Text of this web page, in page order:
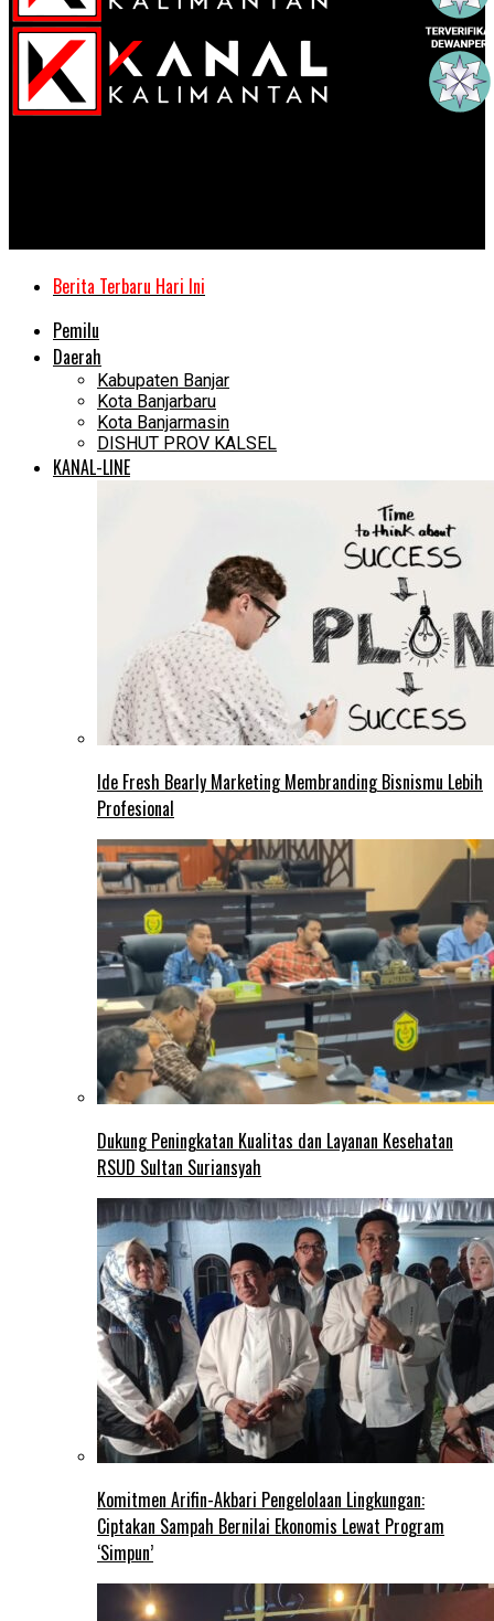
Berita Terbaru Hari Ini
Pemilu
Daerah
Kabupaten Banjar
Kota Banjarbaru
Kota Banjarmasin
DISHUT PROV KALSEL
KANAL-LINE
Ide Fresh Bearly Marketing Membranding Bisnismu Lebih
Profesional
Dukung Peningkatan Kualitas dan Layanan Kesehatan
RSUD Sultan Suriansyah
Komitmen Arifin-Akbari Pengelolaan Lingkungan:
Ciptakan Sampah Bernilai Ekonomis Lewat Program
‘Simpun’